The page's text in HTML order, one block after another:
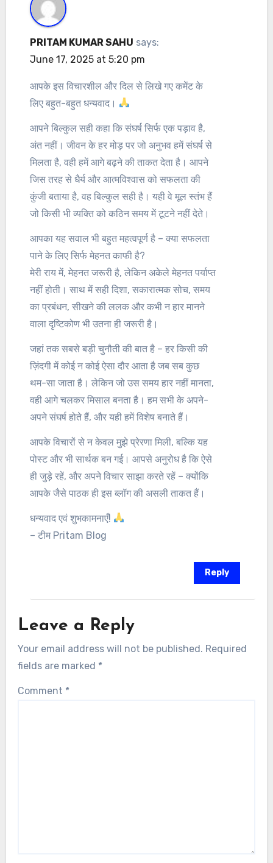
PRITAM KUMAR SAHU says:
June 17, 2025 at 5:20 pm
आपके इस विचारशील और दिल से लिखे गए कमेंट के
लिए बहुत-बहुत धन्यवाद।
आपने बिल्कुल सही कहा कि संघर्ष सिर्फ एक पड़ाव है,
अंत नहीं। जीवन के हर मोड़ पर जो अनुभव हमें संघर्ष से
मिलता है, वही हमें आगे बढ़ने की ताकत देता है। आपने
जिस तरह से धैर्य और आत्मविश्वास को सफलता की
कुंजी बताया है, वह बिल्कुल सही है। यही वे मूल स्तंभ हैं
जो किसी भी व्यक्ति को कठिन समय में टूटने नहीं देते।
आपका यह सवाल भी बहुत महत्वपूर्ण है – क्या सफलता
पाने के लिए सिर्फ मेहनत काफी है?
मेरी राय में, मेहनत जरूरी है, लेकिन अकेले मेहनत पर्याप्त
नहीं होती। साथ में सही दिशा, सकारात्मक सोच, समय
का प्रबंधन, सीखने की ललक और कभी न हार मानने
वाला दृष्टिकोण भी उतना ही जरूरी है।
जहां तक सबसे बड़ी चुनौती की बात है – हर किसी की
ज़िंदगी में कोई न कोई ऐसा दौर आता है जब सब कुछ
थम-सा जाता है। लेकिन जो उस समय हार नहीं मानता,
वही आगे चलकर मिसाल बनता है। हम सभी के अपने-
अपने संघर्ष होते हैं, और यही हमें विशेष बनाते हैं।
आपके विचारों से न केवल मुझे प्रेरणा मिली, बल्कि यह
पोस्ट और भी सार्थक बन गई। आपसे अनुरोध है कि ऐसे
ही जुड़े रहें, और अपने विचार साझा करते रहें – क्योंकि
आपके जैसे पाठक ही इस ब्लॉग की असली ताकत हैं।
धन्यवाद एवं शुभकामनाएँ!
– टीम Pritam Blog
Reply
Leave a Reply
Your email address will not be published. Required
fields are marked *
Comment *